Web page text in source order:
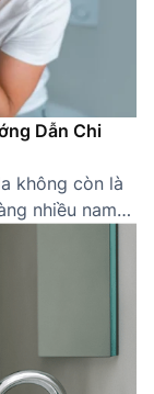
Dẫn Chi
không còn là
nhiều nam
việc sở hữu
trình chăm
cải thiện